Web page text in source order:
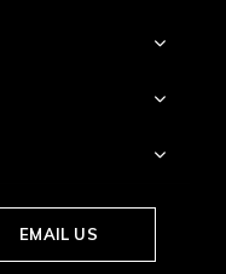
EMAIL US